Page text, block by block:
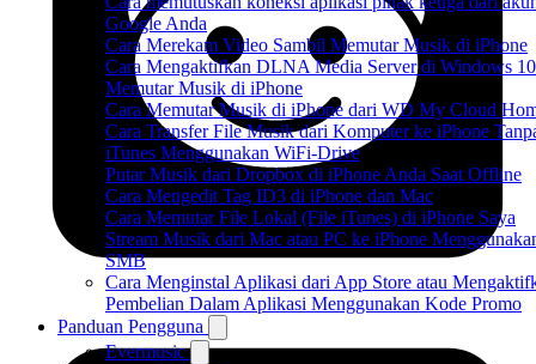
Google Anda
Cara Merekam Video Sambil Memutar Musik di iPhone
Cara Mengaktifkan DLNA Media Server di Windows
Memutar Musik di iPhone
Cara Memutar Musik di iPhone dari WD My Cloud
Cara Transfer File Musik dari Komputer ke iPhone
iTunes Menggunakan WiFi-Drive
Putar Musik dari Dropbox di iPhone Anda Saat Offline
Cara Mengedit Tag ID3 di iPhone dan Mac
Cara Memutar File Lokal (File iTunes) di iPhone Saya
Stream Musik dari Mac atau PC ke iPhone
SMB
Cara Menginstal Aplikasi dari App Store atau
Pembelian Dalam Aplikasi Menggunakan Kode Promo
Panduan Pengguna
Evermusic